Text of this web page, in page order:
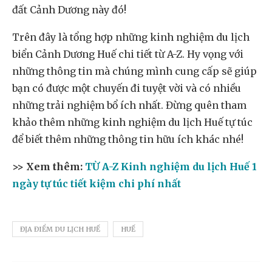
đất Cảnh Dương này đó!
Trên đây là tổng hợp những kinh nghiệm du lịch
biển Cảnh Dương Huế chi tiết từ A-Z. Hy vọng với
những thông tin mà chúng mình cung cấp sẽ giúp
bạn có được một chuyến đi tuyệt vời và có nhiều
những trải nghiệm bổ ích nhất. Đừng quên tham
khảo thêm những kinh nghiệm du lịch Huế tự túc
để biết thêm những thông tin hữu ích khác nhé!
>> Xem thêm: TỪ A-Z Kinh nghiệm du lịch Huế 1
ngày tự túc tiết kiệm chi phí nhất
ĐỊA ĐIỂM DU LỊCH HUẾ HUẾ